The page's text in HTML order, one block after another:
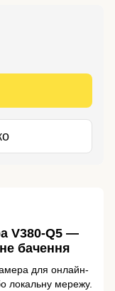
V380-Q5 —
бачення
для онлайн-
локальну мережу.